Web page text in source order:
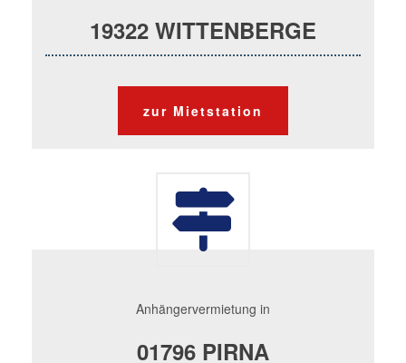
19322 WITTENBERGE
zur Mietstation
Anhängervermietung in
01796 PIRNA